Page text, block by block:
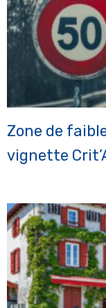
Zone de
vignette